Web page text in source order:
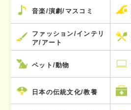
音楽/演劇/マスコミ
ファッション/インテリ
ア/アート
ペット/動物
日本の伝統文化/教養